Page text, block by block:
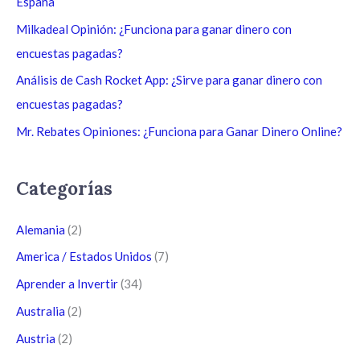
Milkadeal Opinión: ¿Funciona para ganar dinero con
encuestas pagadas?
Análisis de Cash Rocket App: ¿Sirve para ganar dinero con
encuestas pagadas?
Mr. Rebates Opiniones: ¿Funciona para Ganar Dinero Online?
Categorías
Alemania (2)
America / Estados Unidos (7)
Aprender a Invertir(34)
Australia (2)
Austria (2)